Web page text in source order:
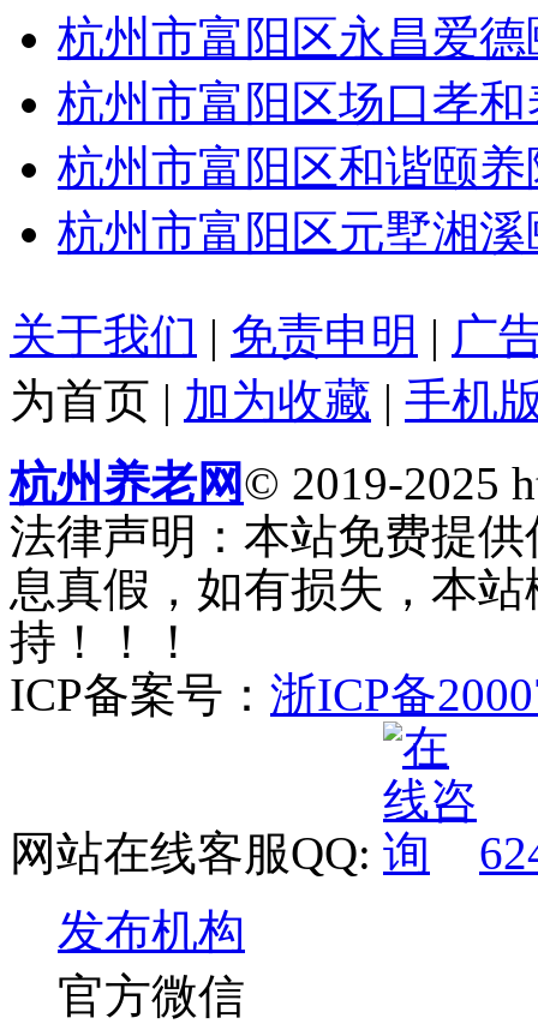
杭州市富阳区永昌爱
杭州市富阳区场口孝
杭州市富阳区和谐颐养
杭州市富阳区元墅湘
关于我们 | 免责申明 | 广
为首页 | 加为收藏 | 手机
杭州养老网© 2019-2025
法律声明：本站免费提
息真假，如有损失，本
持！！！
ICP备案号： 浙ICP备
网站在线客服QQ:
发布机构
官方微信